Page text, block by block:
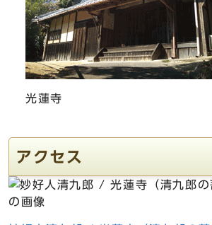
光蓮寺
アクセス